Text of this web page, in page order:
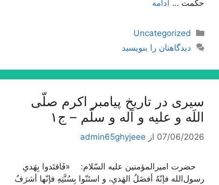
حكمت … ادامه
دسته‌ها
Uncategorized
دیدگاهتان را بنویسید
سیری در تاریخ پیامبر اکرم صلّی
اللَه و علیه و آله و سلّم – ج۱
07/06/2026 از admin65ghyjeee
حضرت امیرالمؤمنین علیه السّلام: «فَاقتَدوا بِهَدیِ
رسول‌الله فإنّهُ أفضَلُ الهَدیِ، و استَنّوا بِسُنَّتِهِ فإنّها أشرَفُ